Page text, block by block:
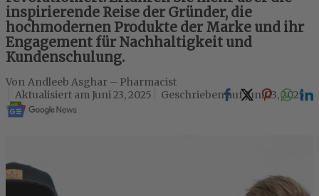
inspirierende Reise der Gründer, die
hochmodernen Produkte der Marke und ihr
Engagement für Nachhaltigkeit und
Kundenschulung.
Andleeb Asghar – Pharmacist
Juni 23, 2025
Juni 23, 2025